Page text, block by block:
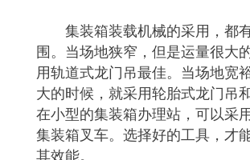
集装箱装载机械的采用，都
围。当场地狭窄，但是运量很大
用轨道式龙门吊最佳。当场地宽
大的时候，就采用轮胎式龙门吊和
在小型的集装箱办理站，可以采
集装箱叉车。选择好的工具，才
其效能。